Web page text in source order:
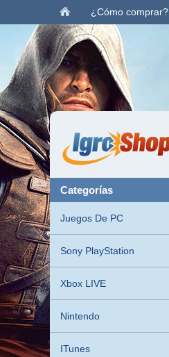
¿Cómo comprar?
categorías
Juegos De PC
Sony PlayStation
Xbox LIVE
Nintendo
ITunes